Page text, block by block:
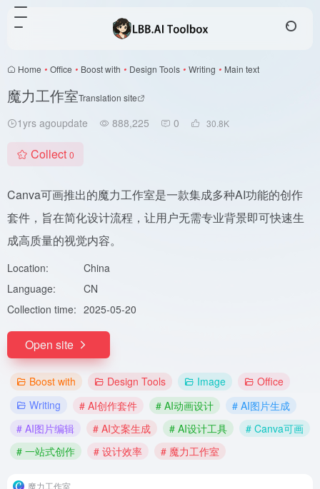
Home • Office • Boost with • Design Tools • Writing • Main text
魔力工作室Translation site
1yrs agoupdate 888,225 0 30.8K
Collect 0
Canva可画推出的魔力工作室是一款集成多种AI功能的创作
套件，旨在简化设计流程，让用户无需专业背景即可快速生
成高质量的视觉内容。
Location:
China
Language:
CN
Collection time: 2025-05-20
Open site
Boost with Design Tools Image
Office
Writing
# AI创作套件 # AI动画设计
# AI图片生成
# AI图片编辑
# AI文案生成 # AI设计工具
# Canva可画
# 一站式创作
# 设计效率 # 魔力工作室
魔力工作室